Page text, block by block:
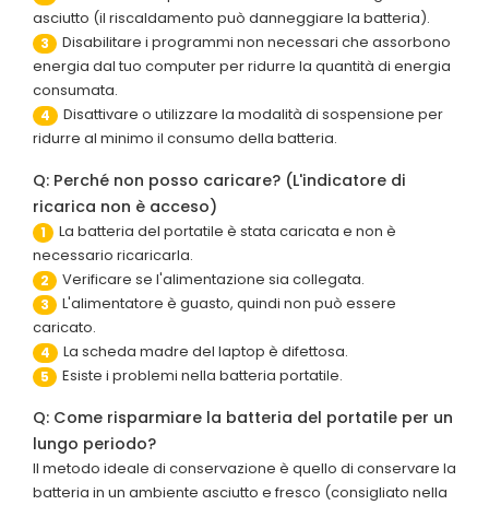
asciutto (il riscaldamento può danneggiare la batteria).
3
Disabilitare i programmi non necessari che assorbono
energia dal tuo computer per ridurre la quantità di energia
consumata.
4
Disattivare o utilizzare la modalità di sospensione per
ridurre al minimo il consumo della batteria.
Q: Perché non posso caricare? (L'indicatore di
ricarica non è acceso)
1
La batteria del portatile è stata caricata e non è
necessario ricaricarla.
2 Verificare se l'alimentazione sia collegata.
3
L'alimentatore è guasto, quindi non può essere
caricato.
4 La scheda madre del laptop è difettosa.
5 Esiste i problemi nella batteria portatile.
Q: Come risparmiare la batteria del portatile per un
lungo periodo?
Il metodo ideale di conservazione è quello di conservare la
batteria in un ambiente asciutto e fresco (consigliato nella